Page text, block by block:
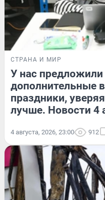
СТРАНА И МИР
У нас предложили
дополнительные
праздники,
лучше. Новости 4
4 августа, 2026, 23:00 912